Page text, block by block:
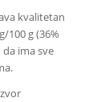
kvalitetan
100 g (36%
ima sve